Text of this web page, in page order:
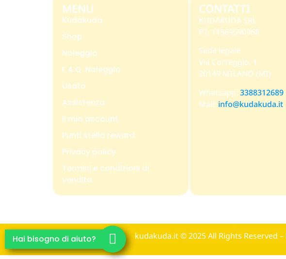
MENU
Kudakuda
Shop
Noleggio
F.A.Q. Noleggio
Usato
Assistenza
Il mio account
Punti stella reward
Privacy policy
Termini e condizioni di
vendita
CONTATTI
KUDAKUDA SRL
P.I. 11569590968
Sede legale
Via Correggio, 1
20149 MILANO (MI)
Whatsapp: 3388312689
Mail: info@kudakuda.it
kudakuda.it © 2025 All Rights Reserved
Hai bisogno di aiuto?